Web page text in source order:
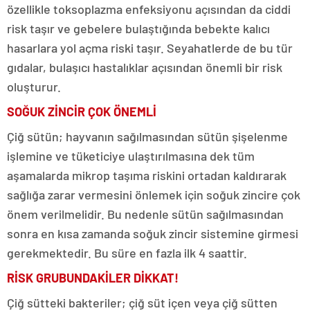
özellikle toksoplazma enfeksiyonu açısından da ciddi
risk taşır ve gebelere bulaştığında bebekte kalıcı
hasarlara yol açma riski taşır. Seyahatlerde de bu tür
gıdalar, bulaşıcı hastalıklar açısından önemli bir risk
oluşturur.
SOĞUK ZİNCİR ÇOK ÖNEMLİ
Çiğ sütün; hayvanın sağılmasından sütün şişelenme
işlemine ve tüketiciye ulaştırılmasına dek tüm
aşamalarda mikrop taşıma riskini ortadan kaldırarak
sağlığa zarar vermesini önlemek için soğuk zincire çok
önem verilmelidir. Bu nedenle sütün sağılmasından
sonra en kısa zamanda soğuk zincir sistemine girmesi
gerekmektedir. Bu süre en fazla ilk 4 saattir.
RİSK GRUBUNDAKİLER DİKKAT!
Çiğ sütteki bakteriler; çiğ süt içen veya çiğ sütten